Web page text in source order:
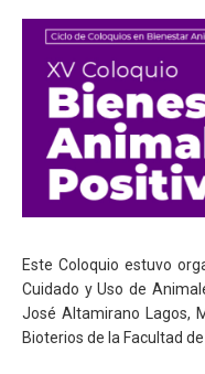
Este Coloquio estuvo
Cuidado y Uso de
José Altamirano Lagos,
Bioterios de la Facultad